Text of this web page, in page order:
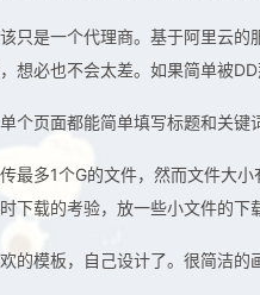
只是一个代理商。基于阿里云
想必也不会太差。如果简单被
个页面都能简单填写标题和关键
最多1个G的文件，然而文件大
下载的考验，放一些小文件的下
的模板，自己设计了。很简洁